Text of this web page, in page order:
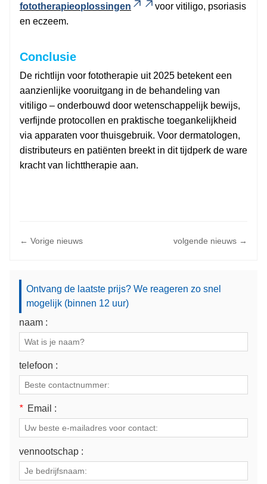
fototherapieoplossingen
voor vitiligo, psoriasis
en eczeem.
Conclusie
De richtlijn voor fototherapie uit 2025 betekent een
aanzienlijke vooruitgang in de behandeling van
vitiligo – onderbouwd door wetenschappelijk bewijs,
verfijnde protocollen en praktische toegankelijkheid
via apparaten voor thuisgebruik. Voor dermatologen,
distributeurs en patiënten breekt in dit tijdperk de ware
kracht van lichttherapie aan.
← Vorige nieuws volgende nieuws →
Ontvang de laatste prijs? We reageren zo snel
mogelijk (binnen 12 uur)
naam :
telefoon :
* Email :
vennootschap :